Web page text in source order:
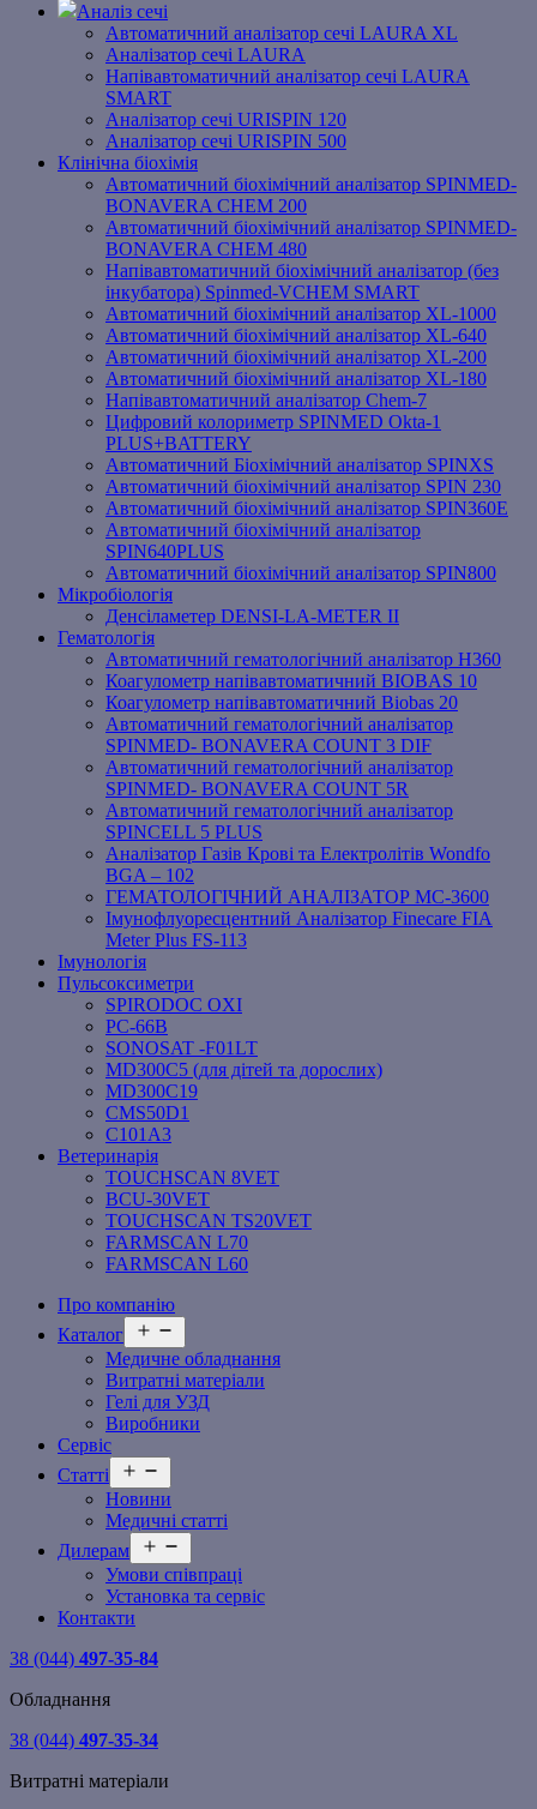
Аналіз сечі
Автоматичний аналізатор сечі LAURA XL
Аналізатор сечі LAURA
Напівавтоматичний аналізатор сечі LAURA
SMART
Аналізатор сечі URISPIN 120
Аналізатор сечі URISPIN 500
Клінічна біохімія
Автоматичний біохімічний аналізатор SPINMED-
BONAVERA CHEM 200
Автоматичний біохімічний аналізатор SPINMED-
BONAVERA CHEM 480
Напівавтоматичний біохімічний аналізатор (без
інкубатора) Spinmed-VCHEM SMART
Автоматичний біохімічний аналізатор XL-1000
Автоматичний біохімічний аналізатор XL-640
Автоматичний біохімічний аналізатор XL-200
Автоматичний біохімічний аналізатор XL-180
Напівавтоматичний аналізатор Chem-7
Цифровий колориметр SPINMED Okta-1
PLUS+BATTERY
Автоматичний Біохімічний аналізатор SPINXS
Автоматичний біохімічний аналізатор SPIN 230
Автоматичний біохімічний аналізатор SPIN360E
Автоматичний біохімічний аналізатор
SPIN640PLUS
Автоматичний біохімічний аналізатор SPIN800
Мікробіологія
Денсіламетер DENSI-LA-METER ІІ
Гематологія
Автоматичний гематологічний аналізатор Н360
Коагулометр напівавтоматичний BIOBAS 10
Коагулометр напівавтоматичний Biobas 20
Автоматичний гематологічний аналізатор
SPINMED- BONAVERA COUNT 3 DIF
Автоматичний гематологічний аналізатор
SPINMED- BONAVERA COUNT 5R
Автоматичний гематологічний аналізатор
SPINCELL 5 PLUS
Аналізатор Газів Крові та Електролітів Wondfo
BGA – 102
ГЕМАТОЛОГІЧНИЙ АНАЛІЗАТОР MC-3600
Імунофлуоресцентний Аналізатор Finecare FIA
Meter Plus FS-113
Імунологія
Пульсоксиметри
SPIRODOC OXI
PC-66B
SONOSAT -F01LT
MD300C5 (для дітей та дорослих)
MD300C19
СMS50D1
С101A3
Ветеринарія
TOUCHSCAN 8VET
BCU-30VET
TOUCHSCAN TS20VET
FARMSCAN L70
FARMSCAN L60
Про компанію
Каталог
меню
Медичне обладнання
Витратні матеріали
Гелі для УЗД
Виробники
Сервіс
Статті
меню
Новини
Медичні статті
Дилерам
меню
Умови співпраці
Установка та сервіс
Контакти
38 (044) 497-35-84
Обладнання
38 (044) 497-35-34
Витратні матеріали